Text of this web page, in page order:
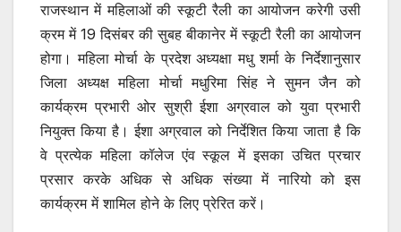
राजस्थान में महिलाओं की स्कूटी रैली का आयोजन करेगी उसी
क्रम में 19 दिसंबर की सुबह बीकानेर में स्कूटी रैली का आयोजन
होगा। महिला मोर्चा के प्रदेश अध्यक्षा मधु शर्मा के निर्देशानुसार
जिला अध्यक्ष महिला मोर्चा मधुरिमा सिंह ने सुमन जैन को
कार्यक्रम प्रभारी ओर सुश्री ईशा अग्रवाल को युवा प्रभारी
नियुक्त किया है। ईशा अग्रवाल को निर्देशित किया जाता है कि
वे प्रत्येक महिला कॉलेज एंव स्कूल में इसका उचित प्रचार
प्रसार करके अधिक से अधिक संख्या में नारियो को इस
कार्यक्रम में शामिल होने के लिए प्रेरित करें।